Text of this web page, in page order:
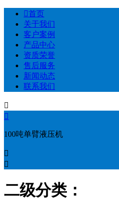
首页
关于我们
客户案例
产品中心
资质荣誉
售后服务
新闻动态
联系我们


100吨单臂液压机


二级分类：